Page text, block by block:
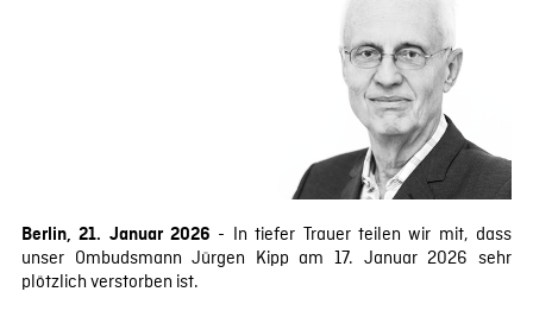
Berlin, 21. Januar 2026 - In tiefer Trauer teilen wir mit, dass
unser Ombudsmann Jürgen Kipp am 17. Januar 2026 sehr
plötzlich verstorben ist.